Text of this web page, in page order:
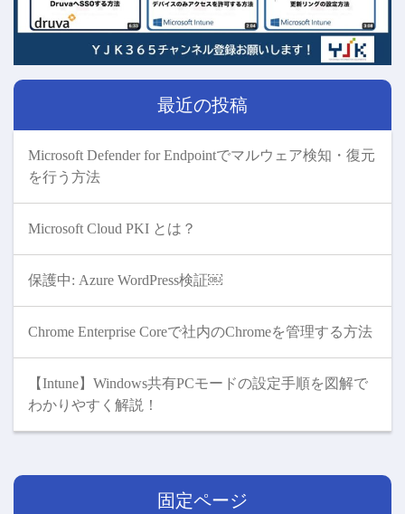
最近の投稿
Microsoft Defender for Endpointでマルウェア検知・復元
を行う方法
Microsoft Cloud PKI とは？
保護中: Azure WordPress検証￼
Chrome Enterprise Coreで社内のChromeを管理する方法
【Intune】Windows共有PCモードの設定手順を図解で
わかりやすく解説！
固定ページ